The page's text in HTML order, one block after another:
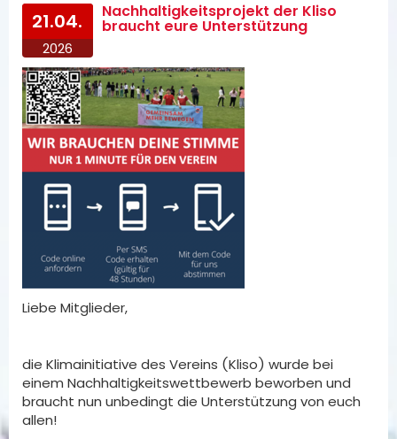
21.04.
2026
Nachhaltigkeitsprojekt der Kliso
braucht eure Unterstützung
Liebe Mitglieder,
die Klimainitiative des Vereins (Kliso) wurde bei
einem Nachhaltigkeitswettbewerb beworben und
braucht nun unbedingt die Unterstützung von euch
allen!